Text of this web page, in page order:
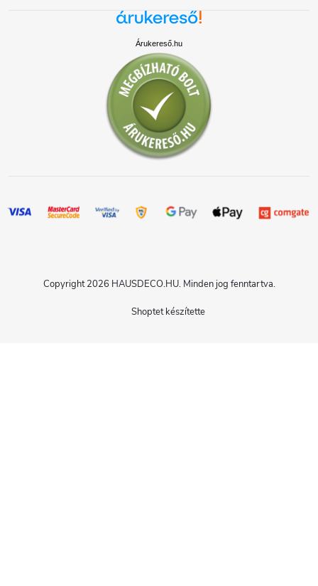
Árukereső.hu
Shoptet készítette
Copyright 2026 HAUSDECO.HU. Minden jog fenntartva.